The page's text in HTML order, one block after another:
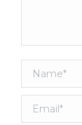
Name *
Email *